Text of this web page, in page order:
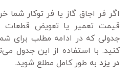
اگر فر اجاق گاز یا فر توکار
قیمت تعمیر یا تعویض قطعات
جدولی که در ادامه مطلب برای
کنید. با استفاده از این جدول
در یزد به طور کامل مطلع شوید.